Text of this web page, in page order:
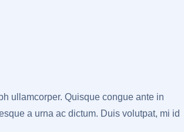
ullamcorper. Quisque congue ante in
a urna ac dictum. Duis volutpat, mi id